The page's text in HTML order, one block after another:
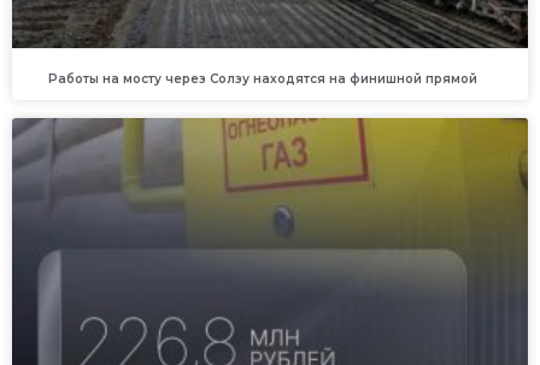
Работы на мосту через Солзу находятся на финишной прямой